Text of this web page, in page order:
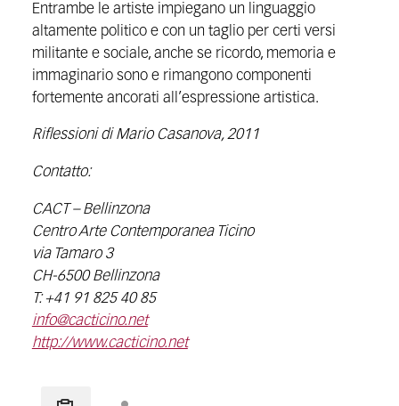
Entrambe le artiste impiegano un linguaggio
altamente politico e con un taglio per certi versi
militante e sociale, anche se ricordo, memoria e
immaginario sono e rimangono componenti
fortemente ancorati all’espressione artistica.
Riflessioni di Mario Casanova, 2011
Contatto:
CACT – Bellinzona
Centro Arte Contemporanea Ticino
via Tamaro 3
CH-6500 Bellinzona
T: +41 91 825 40 85
info@cacticino.net
http://www.cacticino.net